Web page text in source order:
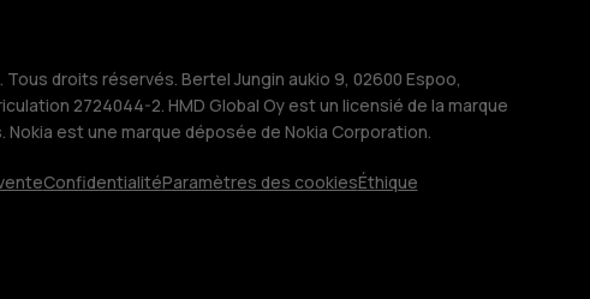
Tous droits réservés. Bertel Jungin aukio 9, 02600 Espoo,
2724044-2. HMD Global Oy est un licensié de la marque
Nokia est une marque déposée de Nokia Corporation.
ConfidentialitéParamètres des cookiesÉthique